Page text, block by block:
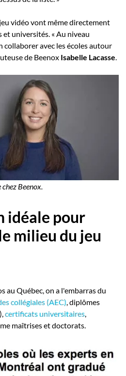
vidéo vont même directement
et universités. « Au niveau
collaborer avec les écoles autour
de Beenox Isabelle Lacasse.
chez Beenox.
idéale pour
milieu du jeu
au Québec, on a l'embarras du
collégiales (AEC), diplômes
certificats universitaires,
maîtrises et doctorats.